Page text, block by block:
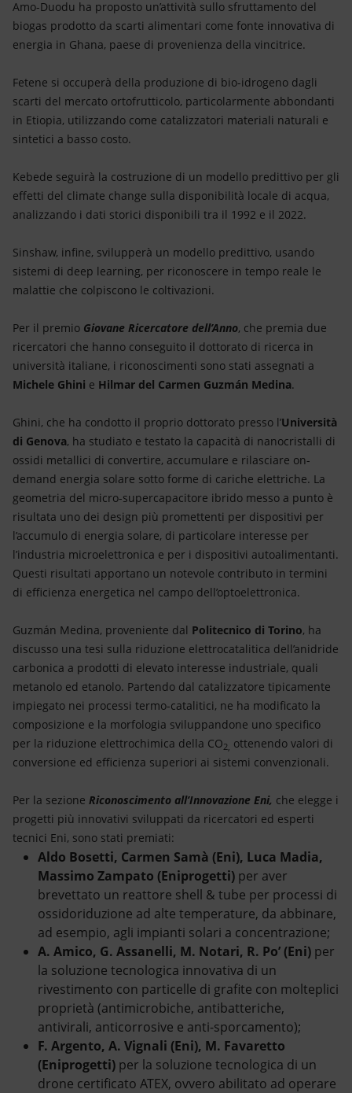
Amo-Duodu ha proposto un’attività sullo sfruttamento del
biogas prodotto da scarti alimentari come fonte innovativa di
energia in Ghana, paese di provenienza della vincitrice.
Fetene si occuperà della produzione di bio-idrogeno dagli
scarti del mercato ortofrutticolo, particolarmente abbondanti
in Etiopia, utilizzando come catalizzatori materiali naturali e
sintetici a basso costo.
Kebede seguirà la costruzione di un modello predittivo per gli
effetti del climate change sulla disponibilità locale di acqua,
analizzando i dati storici disponibili tra il 1992 e il 2022.
Sinshaw, infine, svilupperà un modello predittivo, usando
sistemi di deep learning, per riconoscere in tempo reale le
malattie che colpiscono le coltivazioni.
Per il premio Giovane Ricercatore dell’Anno, che premia due
ricercatori che hanno conseguito il dottorato di ricerca in
università italiane, i riconoscimenti sono stati assegnati a
Michele Ghini e Hilmar del Carmen Guzmán Medina.
Ghini, che ha condotto il proprio dottorato presso l’Università
di Genova, ha studiato e testato la capacità di nanocristalli di
ossidi metallici di convertire, accumulare e rilasciare on-
demand energia solare sotto forme di cariche elettriche. La
geometria del micro-supercapacitore ibrido messo a punto è
risultata uno dei design più promettenti per dispositivi per
l’accumulo di energia solare, di particolare interesse per
l’industria microelettronica e per i dispositivi autoalimentanti.
Questi risultati apportano un notevole contributo in termini
di efficienza energetica nel campo dell’optoelettronica.
Guzmán Medina, proveniente dal Politecnico di Torino, ha
discusso una tesi sulla riduzione elettrocatalitica dell’anidride
carbonica a prodotti di elevato interesse industriale, quali
metanolo ed etanolo. Partendo dal catalizzatore tipicamente
impiegato nei processi termo-catalitici, ne ha modificato la
composizione e la morfologia sviluppandone uno specifico
per la riduzione elettrochimica della CO2,
ottenendo valori di
conversione ed efficienza superiori ai sistemi convenzionali.
Per la sezione Riconoscimento all’Innovazione Eni, che elegge i
progetti più innovativi sviluppati da ricercatori ed esperti
tecnici Eni, sono stati premiati:
Aldo Bosetti, Carmen Samà (Eni), Luca Madia,
Massimo Zampato (Eniprogetti) per aver
brevettato un reattore shell & tube per processi di
ossidoriduzione ad alte temperature, da abbinare,
ad esempio, agli impianti solari a concentrazione;
A. Amico, G. Assanelli, M. Notari, R. Po’ (Eni) per
la soluzione tecnologica innovativa di un
rivestimento con particelle di grafite con molteplici
proprietà (antimicrobiche, antibatteriche,
antivirali, anticorrosive e anti-sporcamento);
F. Argento, A. Vignali (Eni), M. Favaretto
(Eniprogetti) per la soluzione tecnologica di un
drone certificato ATEX, ovvero abilitato ad operare